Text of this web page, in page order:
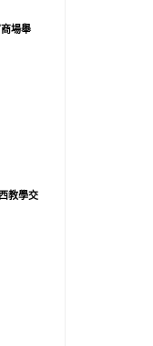
場舉
教學交